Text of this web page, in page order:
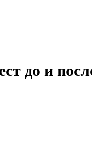
до и